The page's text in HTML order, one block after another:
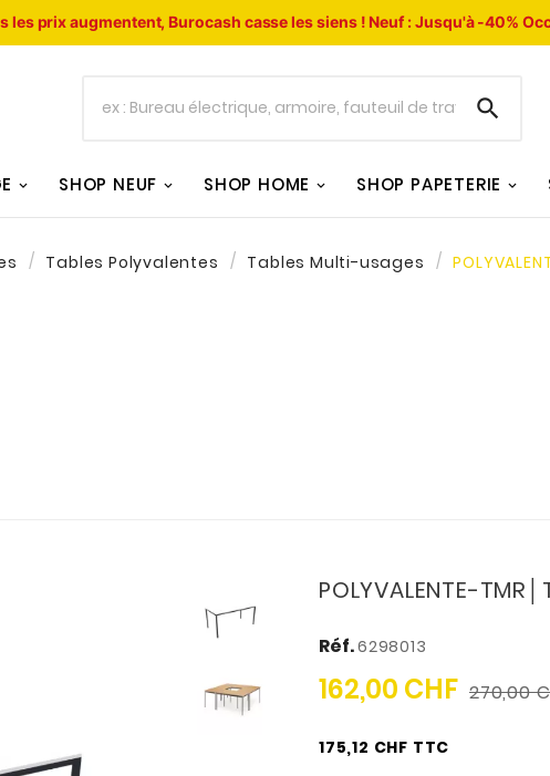
les prix augmentent, Burocash casse les siens !Neuf : Jusqu'à -40%

SHOP NEUF SHOP HOME SHOP PAPETERIE
Tables Polyvalentes Tables Multi-usages
POLYVALENTE-
Réf.6298013
162,00 CHF 270,00
175,12 CHF TTC